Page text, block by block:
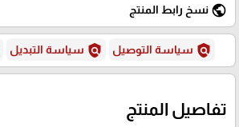
public نسخ رابط المنتج
policy سياسة التوصيل policy سياسة التبديل
تفاصيل المنتج